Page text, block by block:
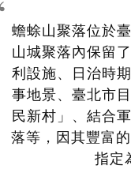
蟾蜍山聚落位於
山城聚落內保留
利設施、日治時
事地景、臺北市
民新村」、結合
落等，因其豐富
指定